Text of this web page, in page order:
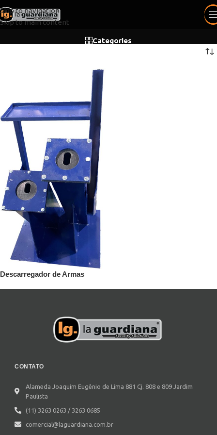
Skip to navigation
Skip to main content
Categories
Descarregador de Armas
CONTATO
Alameda Joaquim Eugênio de Lima 881 Cj. 808 e 809 Jardim
Paulista
(11) 3263 0263 / 3263 0685
comercial@laguardiana.com.br